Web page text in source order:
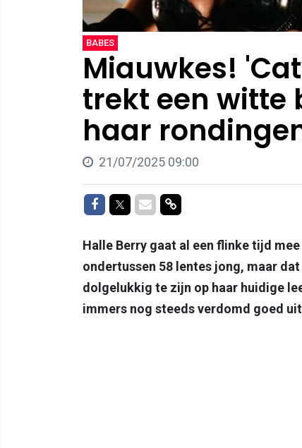
BABES
Miauwkes!
trekt een witte
haar
21/07/2025 09:00
Delen op Facebook
Delen op Twitter
Delen via Mail
Delen via link
Halle Berry gaat al een flinke tijd
ondertussen 58 lentes jong, maar
dolgelukkig te zijn op haar huidige
immers nog steeds verdomd goed